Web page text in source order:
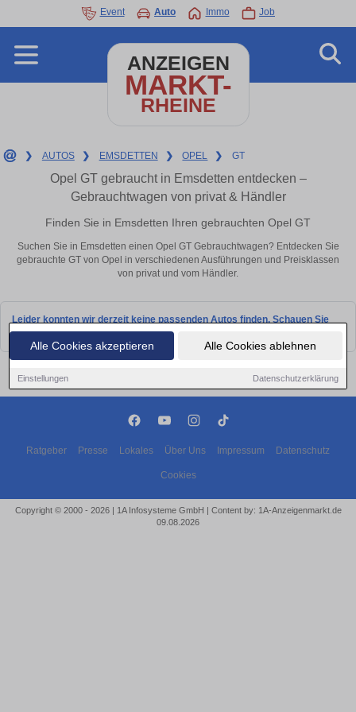
Alle Cookies akzeptieren Alle Cookies ablehnen
Einstellungen Datenschutzerklärung
Event Auto Immo Job
ANZEIGEN
MARKT-
RHEINE
❯ AUTOS ❯ EMSDETTEN ❯ OPEL ❯ GT
Opel GT gebraucht in Emsdetten entdecken –
Gebrauchtwagen von privat & Händler
Finden Sie in Emsdetten Ihren gebrauchten Opel GT
Suchen Sie in Emsdetten einen Opel GT Gebrauchtwagen? Entdecken Sie
gebrauchte GT von Opel in verschiedenen Ausführungen und Preisklassen
von privat und vom Händler.
Leider konnten wir derzeit keine passenden Autos finden. Schauen Sie
bald wieder vorbei!
Ratgeber Presse Lokales Über Uns Impressum Datenschutz
Cookies
Copyright © 2000 - 2026 | 1A Infosysteme GmbH | Content by: 1A-Anzeigenmarkt.de
09.08.2026